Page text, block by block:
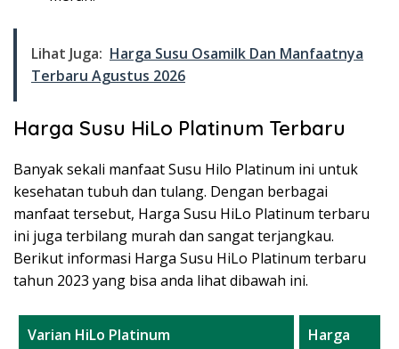
Lihat Juga: Harga Susu Osamilk Dan Manfaatnya
Terbaru Agustus 2026
Harga Susu HiLo Platinum Terbaru
Banyak sekali manfaat Susu Hilo Platinum ini untuk
kesehatan tubuh dan tulang. Dengan berbagai
manfaat tersebut, Harga Susu HiLo Platinum terbaru
ini juga terbilang murah dan sangat terjangkau.
Berikut informasi Harga Susu HiLo Platinum terbaru
tahun 2023 yang bisa anda lihat dibawah ini.
Varian HiLo Platinum Harga